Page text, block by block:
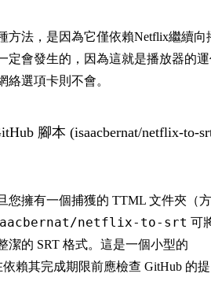
方法，是因為它僅依賴Netflix繼續向
定會發生的，因為這就是播放器的
絡選項卡則不會。
腳本 (isaacbernat/netflix-to-
您擁有一個捕獲的 TTML 文件夾（方
netflix-to-srt 可
潔的 SRT 格式。這是一個小型的
賴其完成期限前應檢查 GitHub 的提